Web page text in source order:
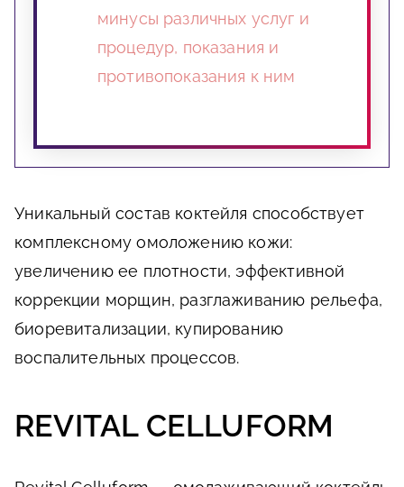
минусы различных услуг и
процедур, показания и
противопоказания к ним
Уникальный состав коктейля способствует
комплексному омоложению кожи:
увеличению ее плотности, эффективной
коррекции морщин, разглаживанию рельефа,
биоревитализации, купированию
воспалительных процессов.
REVITAL CELLUFORM